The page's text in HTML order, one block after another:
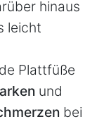
hinaus
leicht
Plattfüße
und
bei